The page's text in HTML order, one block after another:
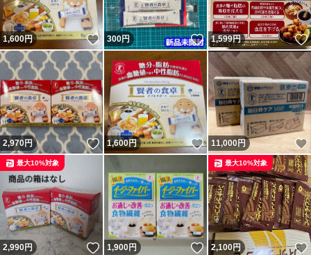
1,600円 いいね！
300円 いいね！
1,599円
2,970円 いいね！
1,600円 いいね！
11,000円
2,990円 いいね！
最大10%対象
1,900円 いいね！
2,100円
最大10%対象